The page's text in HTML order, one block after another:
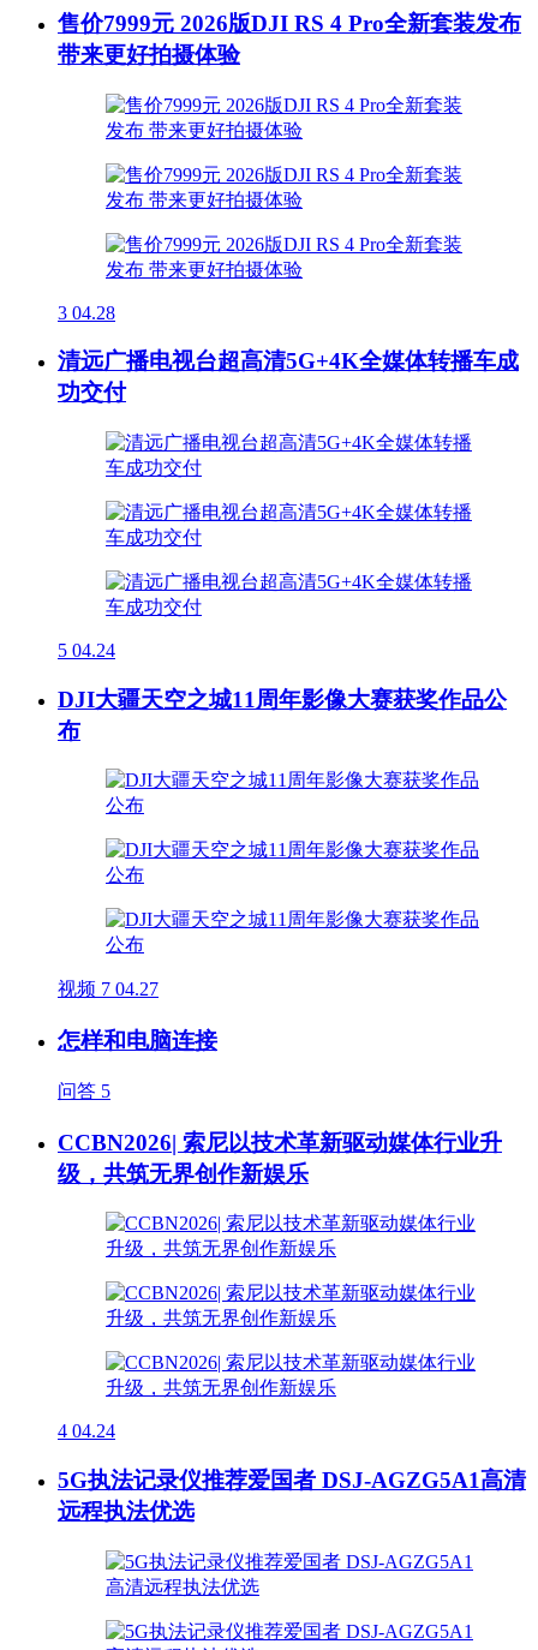
售价7999元 2026版DJI RS 4 Pro全新套装发布
带来更好拍摄体验
3 04.28
清远广播电视台超高清5G+4K全媒体转播车成
功交付
5 04.24
DJI大疆天空之城11周年影像大赛获奖作品公
布
视频 7 04.27
怎样和电脑连接
问答 5
CCBN2026| 索尼以技术革新驱动媒体行业升
级，共筑无界创作新娱乐
4 04.24
5G执法记录仪推荐爱国者 DSJ-AGZG5A1高清
远程执法优选